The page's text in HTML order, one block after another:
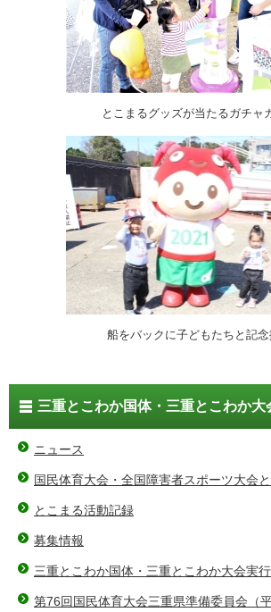
とこまるグッズが当たるガチャ
船をバックに子どもたちと記念
三重とこわか国体・三重とこわか大
ニュース
国民体育大会・全国障害者スポーツ大会
とこまる活動記録
募集情報
三重とこわか国体・三重とこわか大会実
第76回国民体育大会三重県準備委員会（